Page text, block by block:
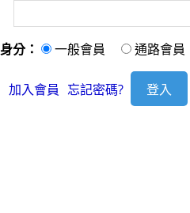
身分： 一般會員 通路會員
加入會員 忘記密碼?